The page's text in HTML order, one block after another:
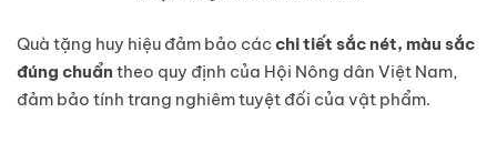
Quà tặng huy hiệu đảm bảo cácchi tiết sắc nét, màu sắc
đúng chuẩn theo quy định của Hội Nông dân Việt Nam,
đảm bảo tính trang nghiêm tuyệt đối của vật phẩm.